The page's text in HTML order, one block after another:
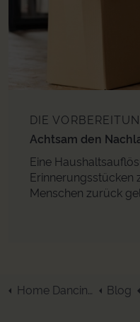
DIE
Achtsam den
Eine
Erinnerungsstücken
Menschen zurück
Home DancingSpaces Blog